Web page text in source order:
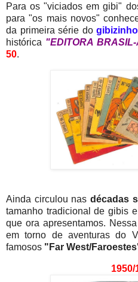
Para os "viciados em gibi"
para "os mais novos"
da primeira série do
histórica "EDITORA
50.
Ainda circulou nasdécadas
tamanho tradicional de gibis
que ora apresentamos.
em torno de aventuras do
famosos "Far West/
1950/